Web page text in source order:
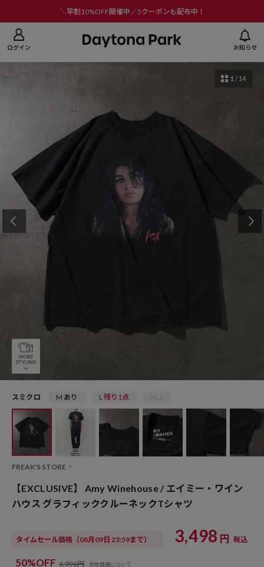
＼早割10%OFF開催中／5クーポンも配布中！
ログイン お知らせ
1 / 14
スミクロ M あり L 残り1点
FREAK'S STORE
【EXCLUSIVE】 Amy Winehouse / エイミー・ワイン
ハウス グラフィッククルーネックTシャツ
タイムセール価格 （08月09日 23:59まで） 3,498 円 税込
50%OFF 6,996円 参考価格について